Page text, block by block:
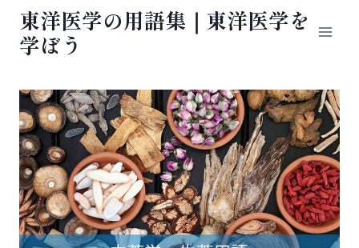
東洋医学の用語集｜東洋医学を
学ぼう